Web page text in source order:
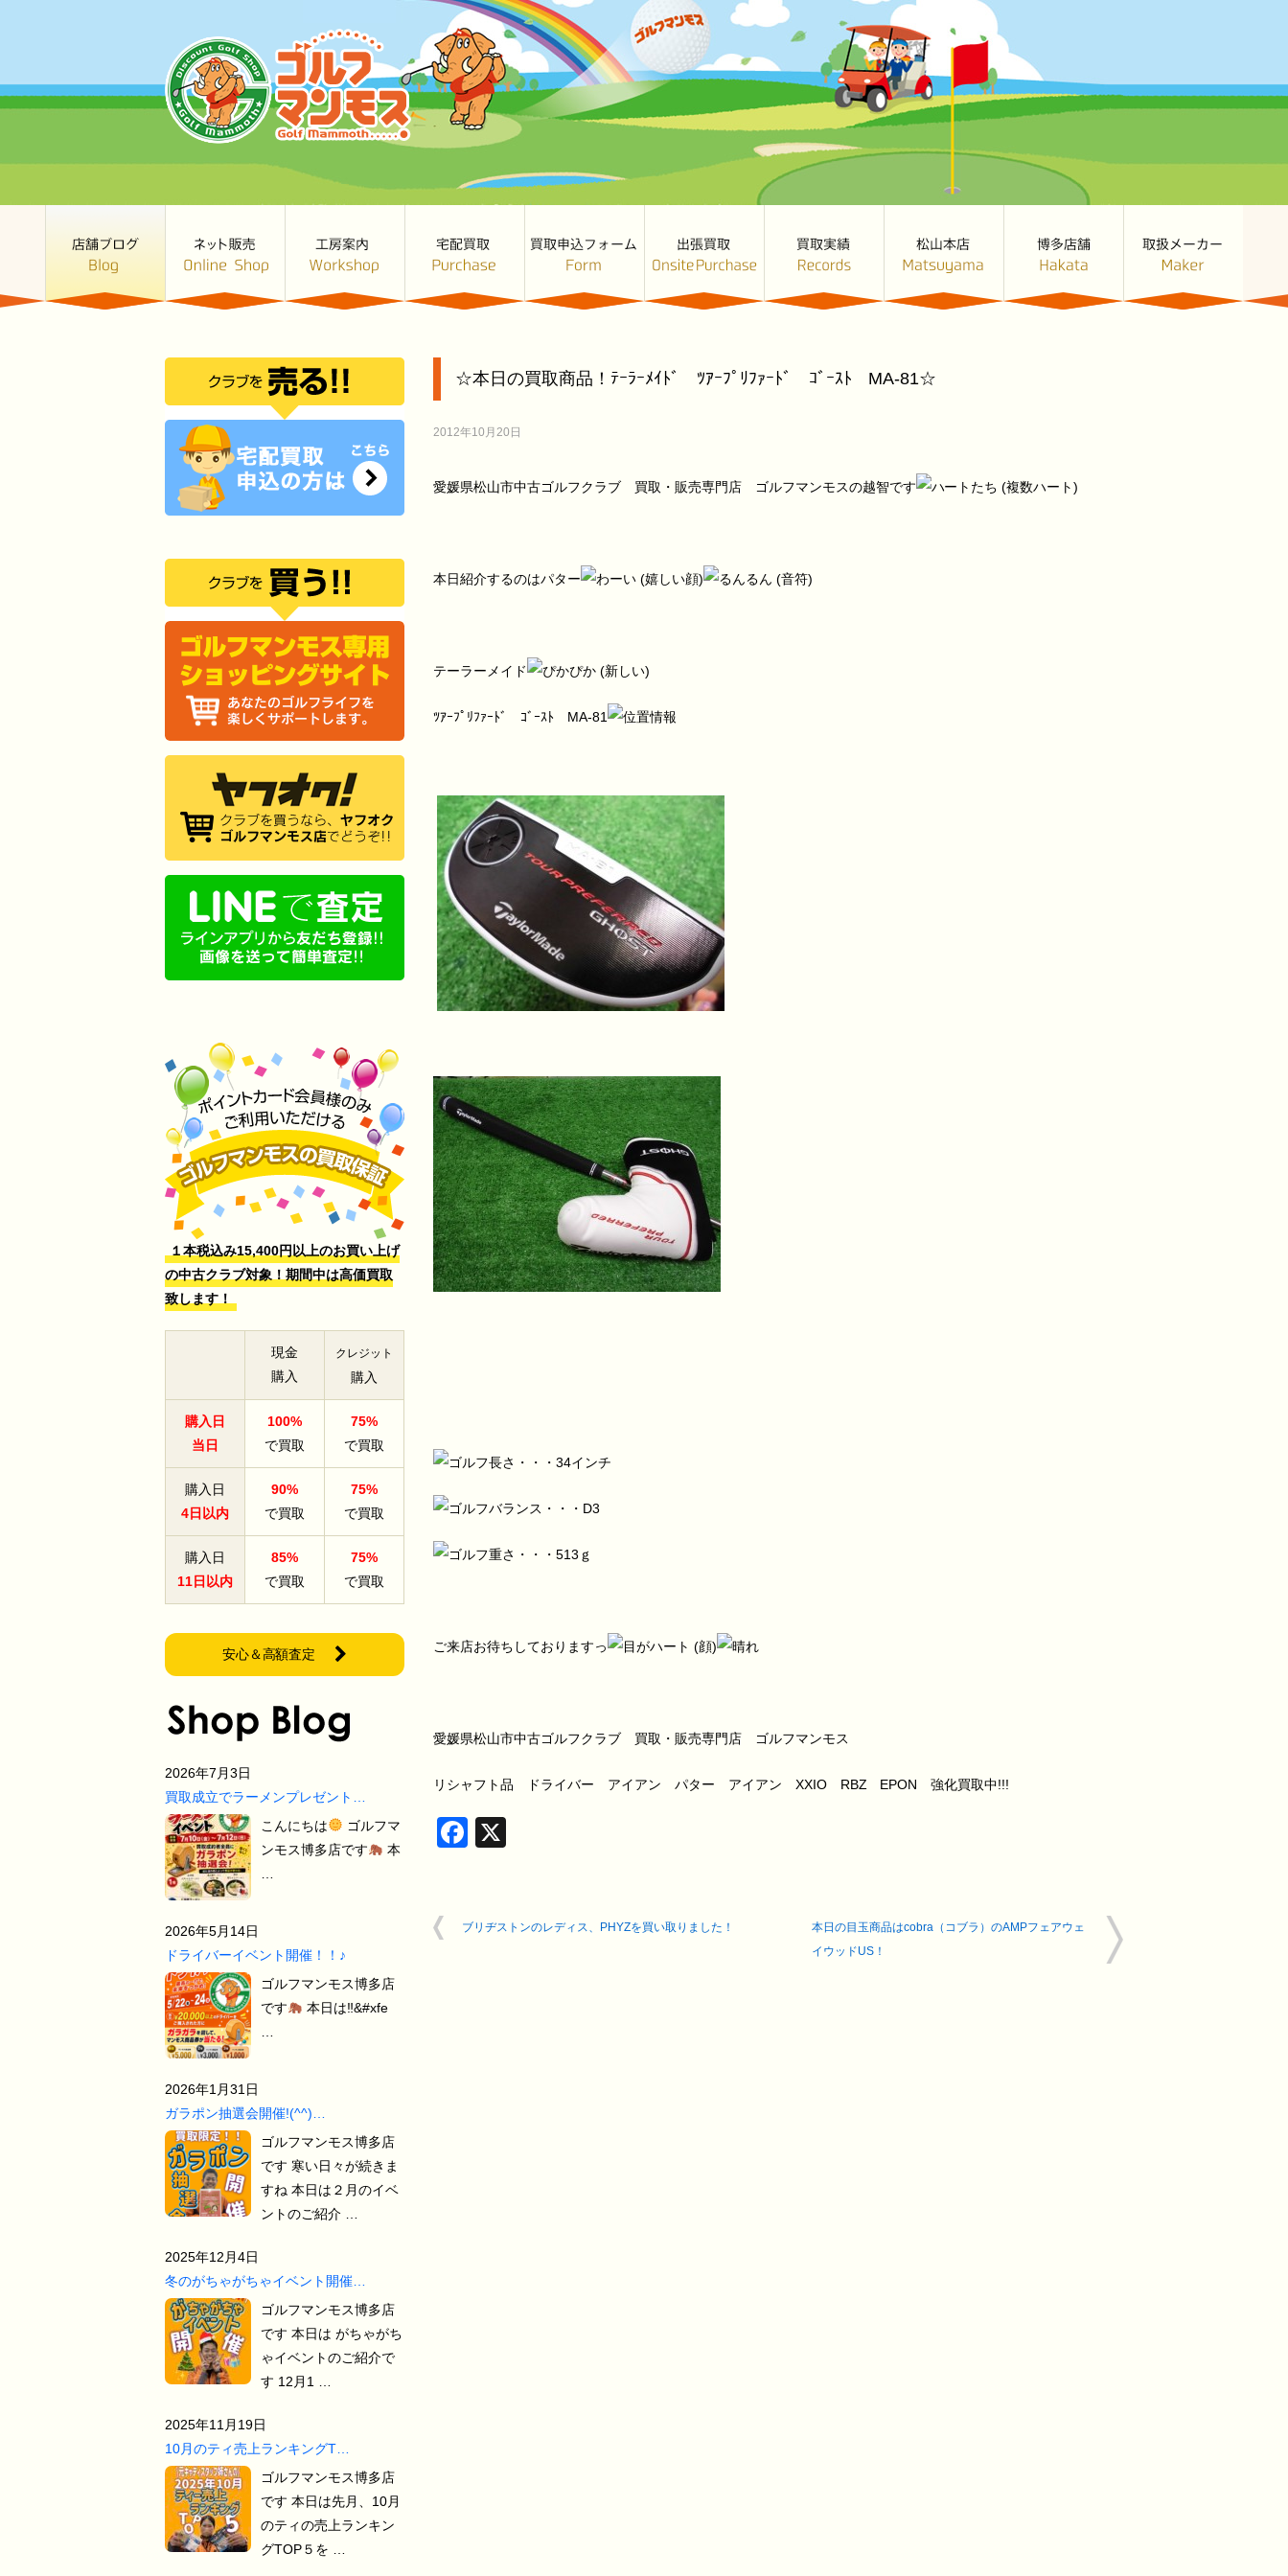
☆本日の買取商品！ﾃｰﾗｰﾒｲﾄﾞ ﾂｱｰﾌﾟﾘﾌｧｰﾄﾞ ｺﾞｰｽﾄ MA-81☆
2012年10月20日
愛媛県松山市中古ゴルフクラブ 買取・販売専門店 ゴルフマンモスの越智です
本日紹介するのはパター
テーラーメイド
ﾂｱｰﾌﾟﾘﾌｧｰﾄﾞ ｺﾞｰｽﾄ MA-81
長さ・・・34インチ
バランス・・・D3
重さ・・・513ｇ
ご来店お待ちしておりますっ
愛媛県松山市中古ゴルフクラブ 買取・販売専門店 ゴルフマンモス
リシャフト品 ドライバー アイアン パター アイアン XXIO RBZ EPON 強化買取中!!!
Facebook
ブリヂストンのレディス、PHYZを買い取りました！
本日の目玉商品はcobra（コブラ）のAMPフェアウェ
イウッドUS！
１本税込み15,400円以上のお買い上げ
の中古クラブ対象！期間中は高価買取
致します！
現金
購入
クレジット
購入
購入日
当日
100%
で買取
75%
で買取
購入日
4日以内
90%
で買取
75%
で買取
購入日
11日以内
85%
で買取
75%
で買取
安心＆高額査定
2026年7月3日
買取成立でラーメンプレゼント…
こんにちは
ゴルフマ
ンモス博多店です
本
2026年5月14日
ドライバーイベント開催！！♪
ゴルフマンモス博多店
です
本日は‼&#xfe
2026年1月31日
ガラポン抽選会開催!(^^)…
ゴルフマンモス博多店
です 寒い日々が続きま
すね 本日は２月のイベ
ントのご紹介 …
2025年12月4日
冬のがちゃがちゃイベント開催…
ゴルフマンモス博多店
です 本日は がちゃがち
ゃイベントのご紹介で
す 12月1 …
2025年11月19日
10月のティ売上ランキングT…
ゴルフマンモス博多店
です 本日は先月、10月
のティの売上ランキン
グTOP５を …